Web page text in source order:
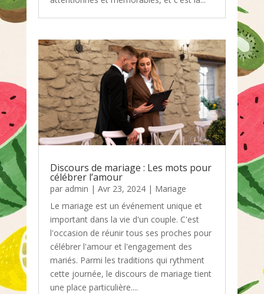
Discours de mariage : Les mots pour
célébrer l’amour
par admin | Avr 23, 2024| Mariage
Le mariage est un événement unique et
important dans la vie d'un couple. C'est
l'occasion de réunir tous ses proches pour
célébrer l'amour et l'engagement des
mariés. Parmi les traditions qui rythment
cette journée, le discours de mariage tient
une place particulière....